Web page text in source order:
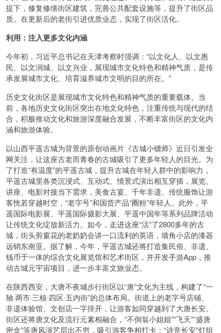
提下，修复修缮街区建筑，完善公共配套设施等，提升了街区品
质。在更新后的老街引进优质业态，实现了街区活化。
利用：注入更多文化内涵
今年初，习近平总书记在天津考察时强调：“以文化人、以文惠
民、以文润城、以文兴业，展现城市文化特色和精神气质，是传
承发展城市文化、培育滋养城市文明的目的所在。”
历史文化街区是展现城市文化特色和精神气质的重要载体。当
前，各地历史文化街区突出在地文化特色，注重传统与现代的结
合，积极推动文化和旅游深度融合发展，不断丰富街区的文化内
涵和旅游体验。
以山西平遥古城为背景的原创动画片《古城小镖师》近日引发全
网关注，让这座古老而青春的古城吸引了更多年轻人的目光。为
了打造“有温度”的平遥古城，提升古城在年轻人群中的影响力，
平遥古城里各类沉浸式、互动式、情景式演出相互穿插，展览、
讲座、电影对接当下需求，美食古宴、千年非遗、传统服饰让游
客恍若穿越时空，“老字号”和国货产品“圈粉”年轻人。此外，平
遥国际电影展、平遥国际摄影大展、平遥中国年等系列品牌活动
让传统文化绽放新活力。如今，走进这座“活”了2800多年的古
城，街头剪窗花的老奶奶会讲一口流利的英语，墙角小店的漆器
远销东南亚。据了解，今年，平遥古城还将打造集民俗、非遗、
钱币于一体的综合文化展览馆和艺术街区，并开发手游App，推
动古城元宇宙项目，进一步丰富文旅业态。
在陕西西安，大唐不夜城步行街区以“唐”文化为主线，构建了“一
轴·两市·三核·四区·五内街”的总体布局。街道上的老字号店铺、
非遗体验馆、文创店一字排开，让游客如同穿越到了大唐长安。
街区还将唐文化及流行元素相融合，“不倒翁小姐姐”“飞天”“盛唐
密盒”等唐风演艺层出不穷，吸引游客争相打卡；“诗意长安”灯组